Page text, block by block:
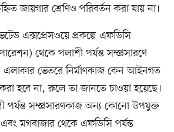
জায়গার শ্রেণিও পরিবর্তন করা যায় না।
এক্সপ্রেসওয়ে প্রকল্পে এফডিসি
থেকে পলাশী পর্যন্ত সম্প্রসারণে
এলাকার ভেতরে নির্মাণকাজ কেন আইনগত
হবে না, রুলে তা জানতে চাওয়া হয়েছে।
পর্যন্ত সম্প্রসারণকাজ অন্য কোনো উপযুক্ত
এবং মগবাজার থেকে এফডিসি পর্যন্ত